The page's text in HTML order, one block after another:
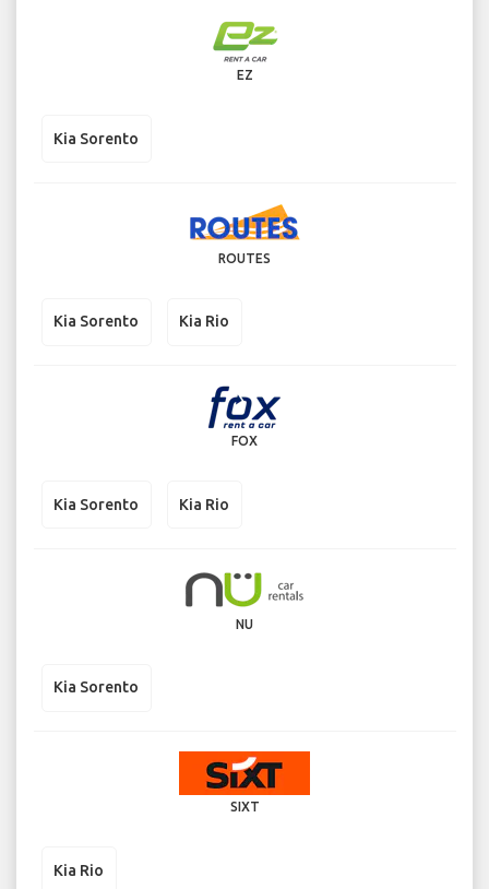
EZ
Kia Sorento
ROUTES
Kia Sorento Kia Rio
FOX
Kia Sorento Kia Rio
NU
Kia Sorento
SIXT
Kia Rio